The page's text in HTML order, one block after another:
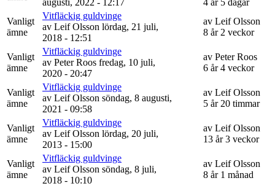
Vanligt
ämne
Vitfläckig guldvinge
av Leif Olsson lördag, 21 juli,
2018 - 12:51
av Leif Olsson
8 år 2 veckor
Vanligt
ämne
Vitfläckig guldvinge
av Peter Roos fredag, 10 juli,
2020 - 20:47
av Peter Roos
6 år 4 veckor
Vanligt
ämne
Vitfläckig guldvinge
av Leif Olsson söndag, 8 augusti,
2021 - 09:58
av Leif Olsson
5 år 20 timmar
Vanligt
ämne
Vitfläckig guldvinge
av Leif Olsson lördag, 20 juli,
2013 - 15:00
av Leif Olsson
13 år 3 veckor
Vanligt
ämne
Vitfläckig guldvinge
av Leif Olsson söndag, 8 juli,
2018 - 10:10
av Leif Olsson
8 år 1 månad